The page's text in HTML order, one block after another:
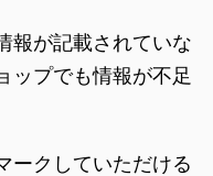
報が記載されていな
ップでも情報が不足
ークしていただける